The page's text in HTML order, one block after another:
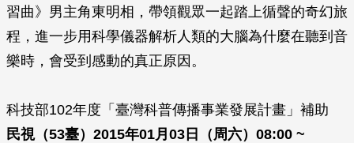
習曲》男主角東明相，帶領觀眾一起踏上循聲的奇幻旅
程，進一步用科學儀器解析人類的大腦為什麼在聽到音
樂時，會受到感動的真正原因。
科技部102年度「臺灣科普傳播事業發展計畫」補助
民視（53臺）2015年01月03日（周六）08:00 ~